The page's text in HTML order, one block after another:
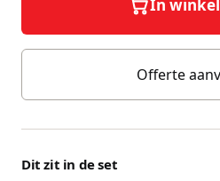
In
Offerte
Dit zit in de set